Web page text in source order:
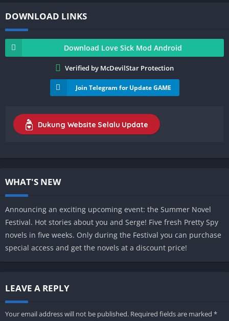
DOWNLOAD LINKS
Download Love Sick Mod Android
Verified by McDevilStar Protection
Join Telegram for Update GAME
Dukung Website Selalu Update
WHAT'S NEW
Announcing an exciting upcoming event: the Summer Novel
Festival. Hot stories about you and Serge! Five fresh Pretty Spy
novels in five weeks. Only during the Festival you can purchase
special access and get the novels at a discount price!
LEAVE A REPLY
Your email address will not be published. Required fields are marked *